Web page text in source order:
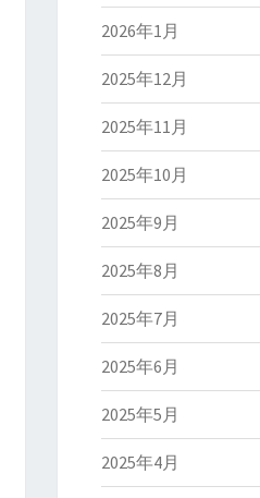
2026年1月
2025年12月
2025年11月
2025年10月
2025年9月
2025年8月
2025年7月
2025年6月
2025年5月
2025年4月